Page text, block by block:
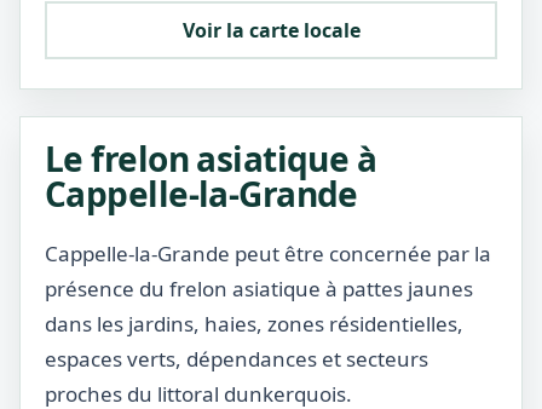
Voir la carte locale
Le frelon asiatique à
Cappelle-la-Grande
Cappelle-la-Grande peut être concernée par la
présence du frelon asiatique à pattes jaunes
dans les jardins, haies, zones résidentielles,
espaces verts, dépendances et secteurs
proches du littoral dunkerquois.